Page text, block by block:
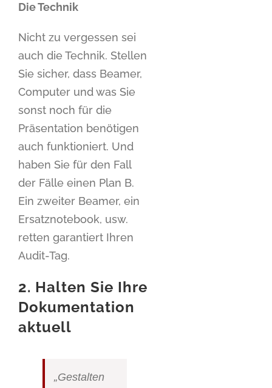
Die Technik
Nicht zu vergessen sei
auch die Technik. Stellen
Sie sicher, dass Beamer,
Computer und was Sie
sonst noch für die
Präsentation benötigen
auch funktioniert. Und
haben Sie für den Fall
der Fälle einen Plan B.
Ein zweiter Beamer, ein
Ersatznotebook, usw.
retten garantiert Ihren
Audit-Tag.
2. Halten Sie Ihre
Dokumentation
aktuell
„Gestalten